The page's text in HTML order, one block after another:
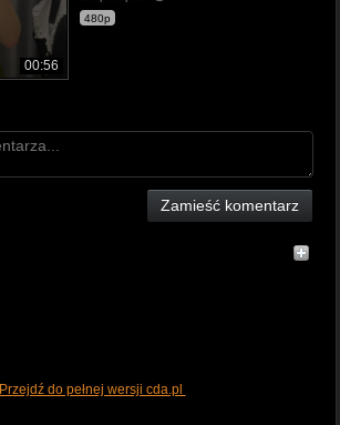
00:56
480p
Zamieść komentarz
Przejdź do pełnej wersji cda.pl